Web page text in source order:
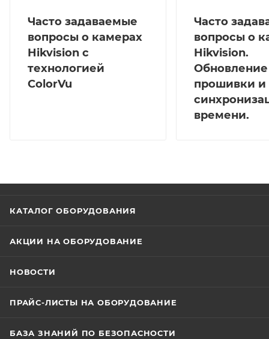
Часто задаваемые
вопросы о камерах
Hikvision с
технологией
ColorVu
Часто
вопросы о
Hikvision.
Обновление
прошивки и
времени.
КАТАЛОГ ОБОРУДОВАНИЯ
АКЦИИ НА ОБОРУДОВАНИЕ
НОВОСТИ
ПРАЙС-ЛИСТЫ НА ОБОРУДОВАНИЕ
БАЗА ЗНАНИЙ ПО БЕЗОПАСНОСТИ